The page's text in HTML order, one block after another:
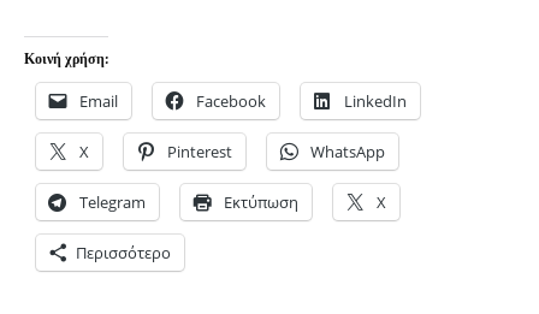
Κοινή χρήση:
Email Facebook LinkedIn
X Pinterest WhatsApp
Telegram Εκτύπωση X
Περισσότερο